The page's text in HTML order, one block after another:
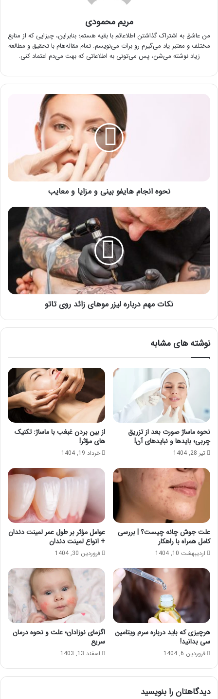
مریم محمودی
من عاشق به اشتراک گذاشتن اطلاعاتم با بقیه هستم؛ بنابراین، چیزایی که از منابع
مختلف و معتبر یاد می‌گیرم رو برات می‌نویسم. تمام مقاله‌هام با تحقیق و مطالعه
زیاد نوشته می‌شن، پس می‌تونی به اطلاعاتی که بهت می‌دم اعتماد کنی.
نحوه انجام هایفو بینی و مزایا و معایب
نکات
درباره
لیزر
موهای
زائد
روی
تاتو
نکات مهم درباره لیزر موهای زائد روی تاتو
نوشته های مشابه
نحوه ماساژ صورت بعد از تزریق
چربی؛ بایدها و نبایدهای آن!
تیر 28, 1404
از بین بردن غبغب با ماساژ: تکنیک
های مؤثر!
خرداد 19, 1404
علت جوش چانه چیست؟ | بررسی
کامل همراه با راهکار
اردیبهشت 10, 1404
عوامل مؤثر بر طول عمر لمینت دندان
+ انواع لمینت دندان
فروردین 30, 1404
هرچیزی که باید درباره سرم ویتامین
سی بدانید!
فروردین 6, 1404
اگزمای نوزادان؛ علت و نحوه درمان
سریع
اسفند 13, 1403
دیدگاهتان را بنویسید